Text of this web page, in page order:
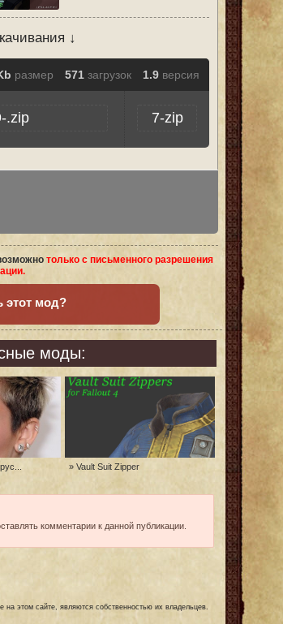
↓
размер 571 загрузок 1.9 версия
.zip 7-zip
только с письменного разрешения
этот мод?
моды:
» Vault Suit Zipper
комментарии к данной публикации.
этом сайте, являются собственностью их владельцев.